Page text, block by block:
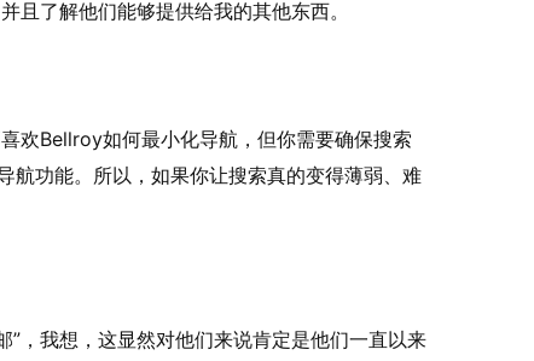
且了解他们能够提供给我的其他东西。
欢Bellroy如何最小化导航，但你需要确保搜索
航功能。所以，如果你让搜索真的变得薄弱、难
，我想，这显然对他们来说肯定是他们一直以来